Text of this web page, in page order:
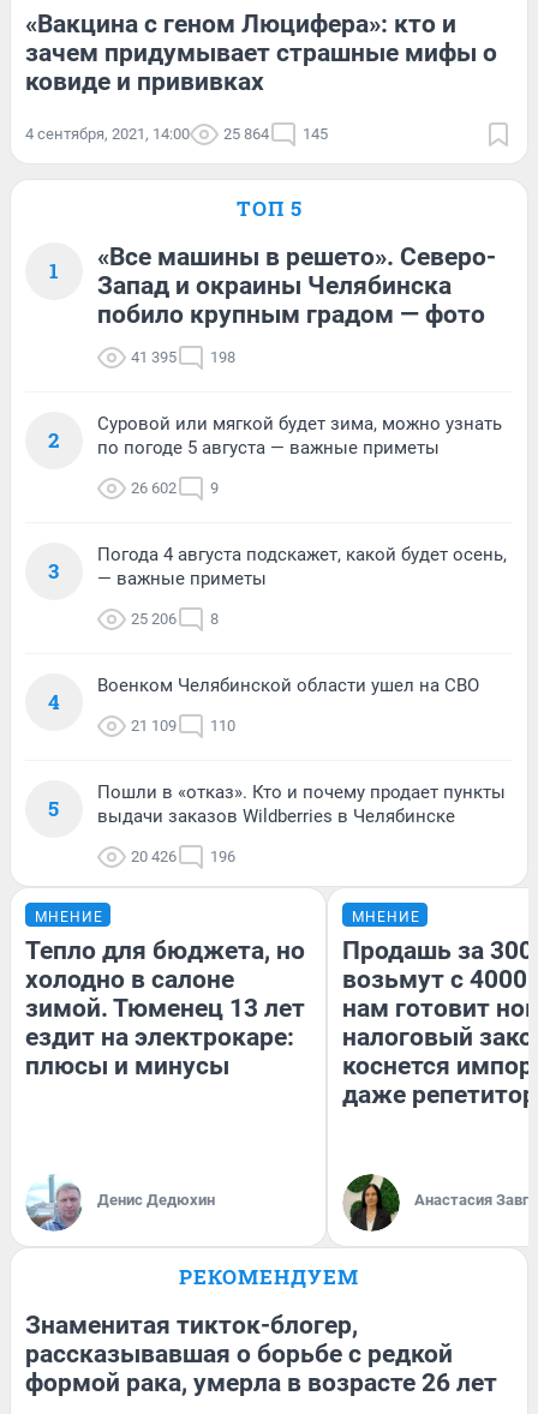
«Вакцина с геном Люцифера»: кто и
зачем придумывает страшные мифы о
ковиде и прививках
4 сентября, 2021, 14:00 25 864 145
ТОП 5
1
«Все машины в решето». Северо-
Запад и окраины Челябинска
побило крупным градом — фото
41 395 198
2
Суровой или мягкой будет зима, можно узнать
по погоде 5 августа — важные приметы
26 602 9
3
Погода 4 августа подскажет, какой будет осень,
— важные приметы
25 206 8
4
Военком Челябинской области ушел на СВО
21 109 110
5
Пошли в «отказ». Кто и почему продает пункты
выдачи заказов Wildberries в Челябинске
20 426 196
МНЕНИЕ
Тепло для бюджета, но
холодно в салоне
зимой. Тюменец 13 лет
ездит на электрокаре:
плюсы и минусы
Денис Дедюхин
МНЕНИЕ
Продашь за
возьмут с
нам готовит
налоговый
коснется
даже
Анастасия
РЕКОМЕНДУЕМ
Знаменитая тикток-блогер,
рассказывавшая о борьбе с редкой
формой рака, умерла в возрасте 26 лет